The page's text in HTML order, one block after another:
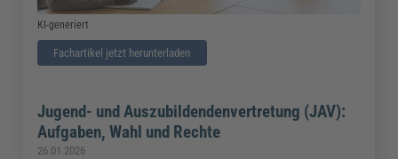
KI-generiert
Fachartikel jetzt herunterladen
Jugend- und Auszubildendenvertretung (JAV):
Aufgaben, Wahl und Rechte
26.01.2026